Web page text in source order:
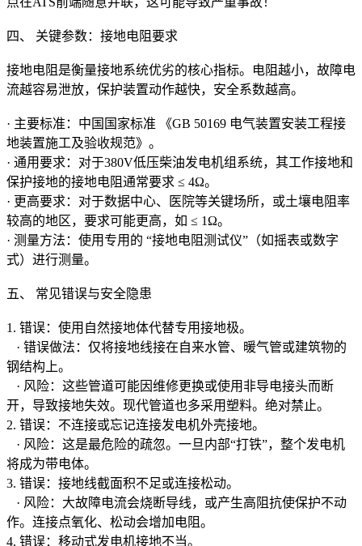
四、 关键参数：接地电阻要求
接地电阻是衡量接地系统优劣的核心指标。电阻越小，故障电
流越容易泄放，保护装置动作越快，安全系数越高。
· 主要标准：中国国家标准 《GB 50169 电气装置安装工程接
地装置施工及验收规范》。
· 通用要求：对于380V低压柴油发电机组系统，其工作接地和
保护接地的接地电阻通常要求 ≤ 4Ω。
· 更高要求：对于数据中心、医院等关键场所，或土壤电阻率
较高的地区，要求可能更高，如 ≤ 1Ω。
· 测量方法：使用专用的 “接地电阻测试仪”（如摇表或数字
式）进行测量。
五、 常见错误与安全隐患
1. 错误：使用自然接地体代替专用接地极。
· 错误做法：仅将接地线接在自来水管、暖气管或建筑物的
钢结构上。
· 风险：这些管道可能因维修更换或使用非导电接头而断
开，导致接地失效。现代管道也多采用塑料。绝对禁止。
2. 错误：不连接或忘记连接发电机外壳接地。
· 风险：这是最危险的疏忽。一旦内部“打铁”，整个发电机
将成为带电体。
3. 错误：接地线截面积不足或连接松动。
· 风险：大故障电流会烧断导线，或产生高阻抗使保护不动
作。连接点氧化、松动会增加电阻。
4. 错误：移动式发电机接地不当。